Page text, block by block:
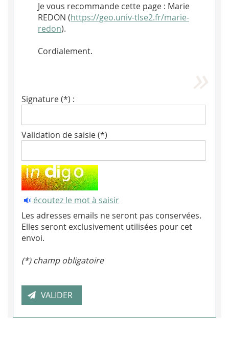
Je vous recommande cette page : Marie
REDON (https://geo.univ-tlse2.fr/marie-
redon).
Cordialement.
Signature (*) :
Validation de saisie (*)
écoutez le mot à saisir
Les adresses emails ne seront pas conservées.
Elles seront exclusivement utilisées pour cet
envoi.
(*) champ obligatoire